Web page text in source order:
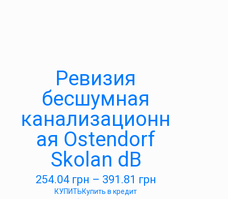
Ревизия
бесшумная
канализационн
ая Ostendorf
Skolan dB
254.04 грн – 391.81 грн
КУПИТЬКупить в кредит